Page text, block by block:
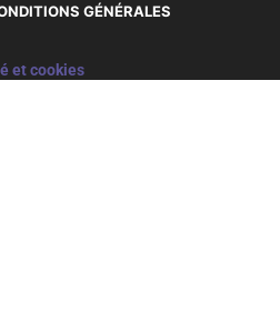
GÉNÉRALES
et cookies